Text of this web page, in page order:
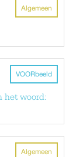
Algemeen
VOORbeeld
het woord:
Algemeen